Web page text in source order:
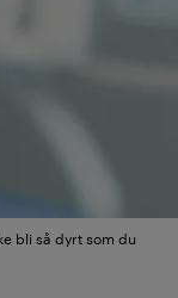
bli så dyrt som du